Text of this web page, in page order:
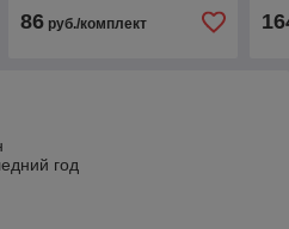
86руб./комплект
год